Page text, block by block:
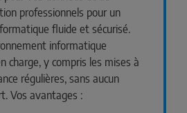
professionnels pour un
fluide et sécurisé.
informatique
charge, y compris les mises à
régulières, sans aucun
Vos avantages :